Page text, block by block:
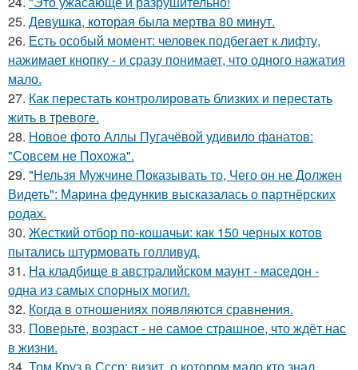
25. Девушка, которая была мертва 80 минут.
26. Есть особый момент: человек подбегает к лифту,
нажимает кнопку - и сразу понимает, что одного нажатия
мало.
27. Как перестать контролировать близких и перестать
жить в тревоге.
28. Новое фото Аллы Пугачёвой удивило фанатов:
"Совсем не Похожа".
29. "Нельзя Мужчине Показывать то, Чего он не Должен
Видеть": Марина федункив высказалась о партнёрских
родах.
30. Жесткий отбор по-кошачьи: как 150 черных котов
пытались штурмовать голливуд.
31. На кладбище в австpалийском маунт - маседон -
одна из самых спopных могил.
32. Когда в отношениях появляются сравнения.
33. Поверьте, возраст - не самое страшное, что ждёт нас
в жизни.
34. Том Круз в Ссср: визит, о котором мало кто знал.